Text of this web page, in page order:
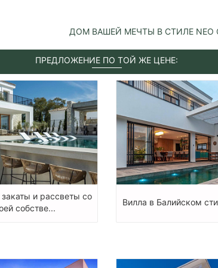
ДОМ ВАШЕЙ МЕЧТЫ В СТИЛЕ NEO
ПРЕДЛОЖЕНИЕ ПО ТОЙ ЖЕ ЦЕНЕ:
закаты и рассветы со
собстве...
Вилла в Балийском